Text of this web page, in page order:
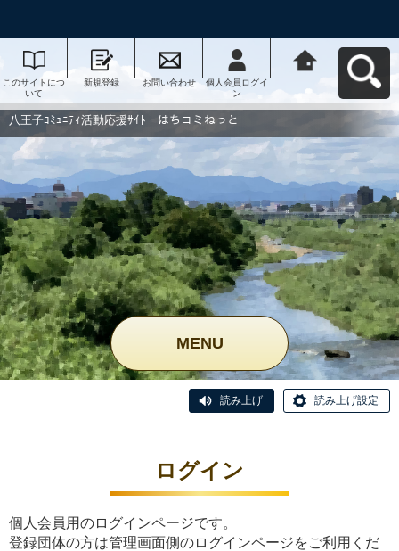
このサイトにつ
いて
新規登録 お問い合わせ
個人会員ログイ
ン
動応援ｻｲﾄ はち
コミねっとへ戻
八王子ｺﾐｭﾆﾃｨ活動応援ｻｲﾄ はちコミねっと
MENU
読み上げ 読み上げ設定
ログイン
個人会員用のログインページです。
登録団体の方は管理画面側のログインページをご利用くだ